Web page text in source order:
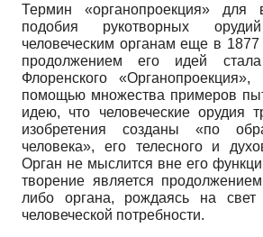
Термин «органопроекция» для
подобия рукотворных
человеческим органам еще в
продолжением его идей
Флоренского
помощью множества примеров
идею, что человеческие орудия
изобретения созданы «по
человека», его телесного и
Орган не мыслится вне его
творение является
либо органа, рождаясь на свет
человеческой потребности.